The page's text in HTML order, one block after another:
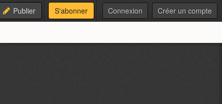
Publier S'abonner Connexion Créer un compte